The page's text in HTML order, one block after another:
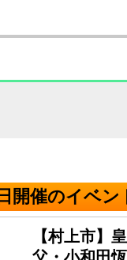
開催のイベン
【村上市】